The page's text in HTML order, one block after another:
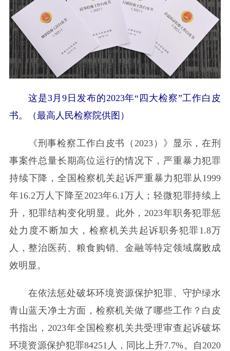
这是3月9日发布的2023年“四大检察”工作白皮
书。（最高人民检察院供图）
《刑事检察工作白皮书（2023）》显示，在刑
事案件总量长期高位运行的情况下，严重暴力犯罪
持续下降，全国检察机关起诉严重暴力犯罪从1999
年16.2万人下降至2023年6.1万人；轻微犯罪持续上
升，犯罪结构变化明显。此外，2023年职务犯罪惩
处力度不断加大，检察机关共起诉职务犯罪1.8万
人，整治医药、粮食购销、金融等特定领域腐败成
效明显。
在依法惩处破坏环境资源保护犯罪、守护绿水
青山蓝天净土方面，检察机关做了哪些工作？白皮
书指出，2023年全国检察机关共受理审查起诉破坏
环境资源保护犯罪84251人，同比上升7.7%。自2020